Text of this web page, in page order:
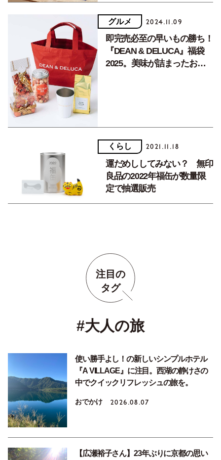
グルメ 2024.11.09
即完売必至の早いもの勝ち！
『DEAN & DELUCA』福袋
2025。美味が詰まったおせ
くらし 2021.11.18
運だめししてみない？ 無印
良品の2022年福缶が数量限
定で抽選販売
注目の
タグ
#大人の旅
使い勝手よし！の新しいシンプルホテル
『A VILLAGE』に注目。西湖の静けさの
中でクイックリフレッシュの旅を。
おでかけ 2026.08.07
【広瀬裕子さん】23年ぶりに京都の思い